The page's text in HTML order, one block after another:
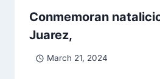
Conmemoran
Juarez,
March 21, 2024